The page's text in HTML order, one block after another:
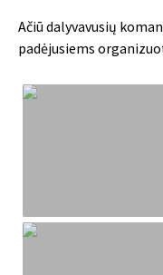
Ačiū dalyvavusių
padėjusiems